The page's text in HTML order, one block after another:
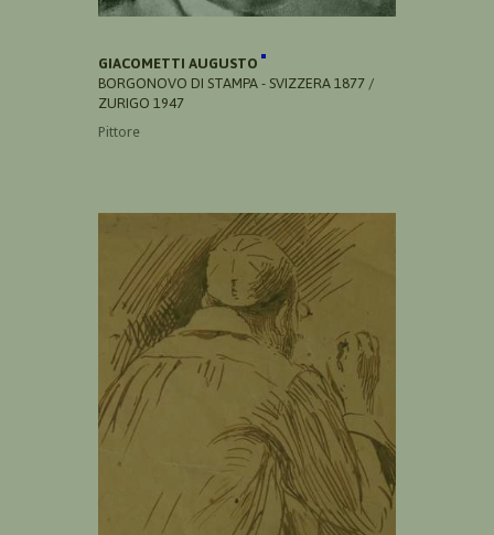
GIACOMETTI AUGUSTO
BORGONOVO DI STAMPA - SVIZZERA 1877 /
ZURIGO 1947
Pittore